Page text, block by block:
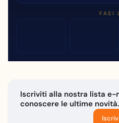
FASI
Iscriviti alla nostra lista e-
conoscere le ultime novità.